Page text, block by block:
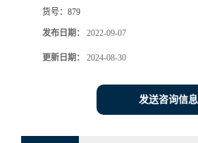
货号： 879
发布日期： 2022-09-07
更新日期： 2024-08-30
发送咨询信息